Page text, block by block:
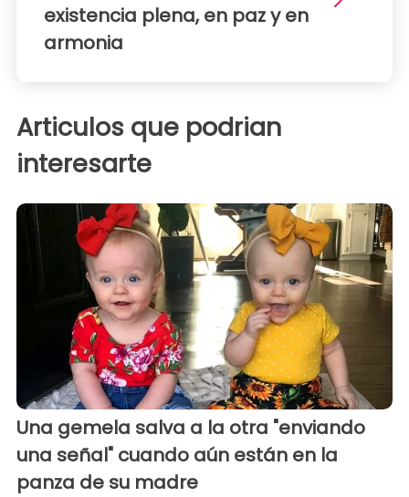
existencia plena, en paz y en
armonia
Articulos que podrian
interesarte
Una gemela salva a la otra "enviando
una señal" cuando aún están en la
panza de su madre